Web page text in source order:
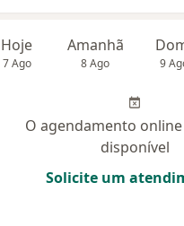
Hoje
7 Ago
Amanhã
8 Ago 9
O agendamento
disponível
Solicite um